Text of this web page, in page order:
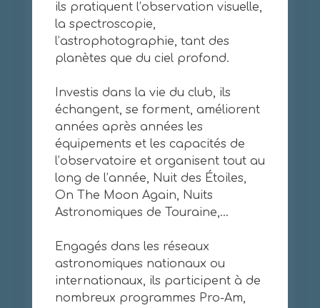
ils pratiquent l’observation visuelle,
la spectroscopie,
l’astrophotographie, tant des
planètes que du ciel profond.
Investis dans la vie du club, ils
échangent, se forment, améliorent
années après années les
équipements et les capacités de
l’observatoire et organisent tout au
long de l’année, Nuit des Étoiles,
On The Moon Again, Nuits
Astronomiques de Touraine,…
Engagés dans les réseaux
astronomiques nationaux ou
internationaux, ils participent à de
nombreux programmes Pro-Am,